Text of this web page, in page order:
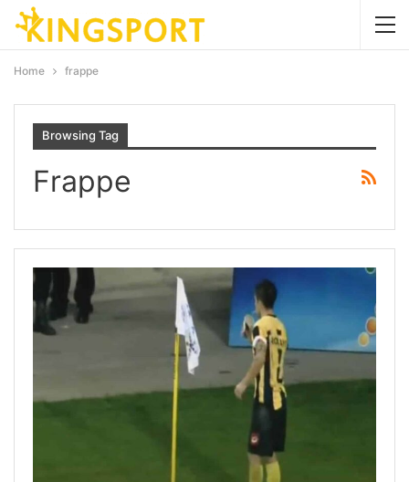
Home frappe
Browsing Tag
Frappe